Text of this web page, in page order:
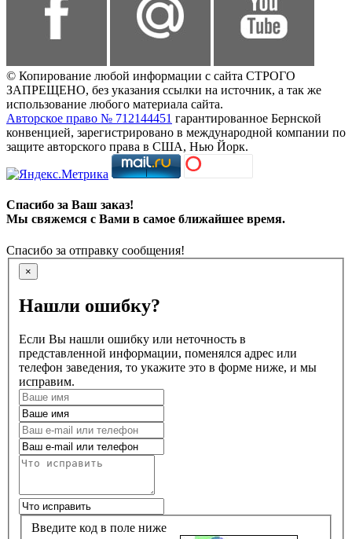
© Копирование любой информации с сайта СТРОГО
ЗАПРЕЩЕНО, без указания ссылки на источник, а так же
использование любого материала сайта.
Авторское право № 712144451 гарантированное Бернской
конвенцией, зарегистрировано в международной компании по
защите авторского права в США, Нью Йорк.
Спасибо за Ваш заказ!
Мы свяжемся с Вами в самое ближайшее время.
Спасибо за отправку сообщения!
×
Нашли ошибку?
Если Вы нашли ошибку или неточность в
представленной информации, поменялся адрес или
телефон заведения, то укажите это в форме ниже, и мы
исправим.
Введите код в поле ниже